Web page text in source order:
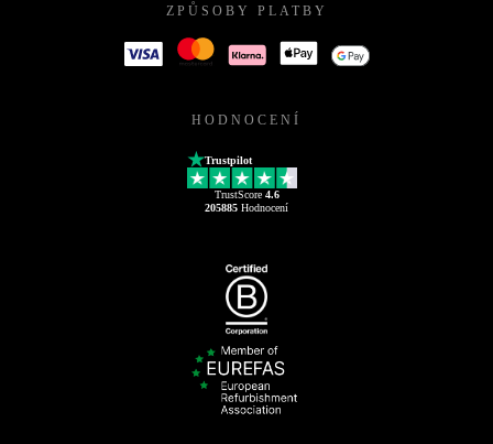
ZPŮSOBY PLATBY
HODNOCENÍ
Trustpilot
TrustScore 4.6
205885 Hodnocení